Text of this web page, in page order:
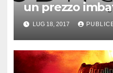
un prezzo
LUG 18, 2017